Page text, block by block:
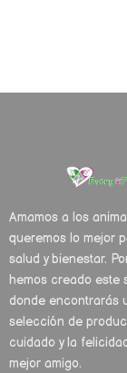
Amamos a los
queremos lo mejor
salud y bienestar.
hemos creado este
donde encontrarás
selección de
cuidado y la
mejor amigo.